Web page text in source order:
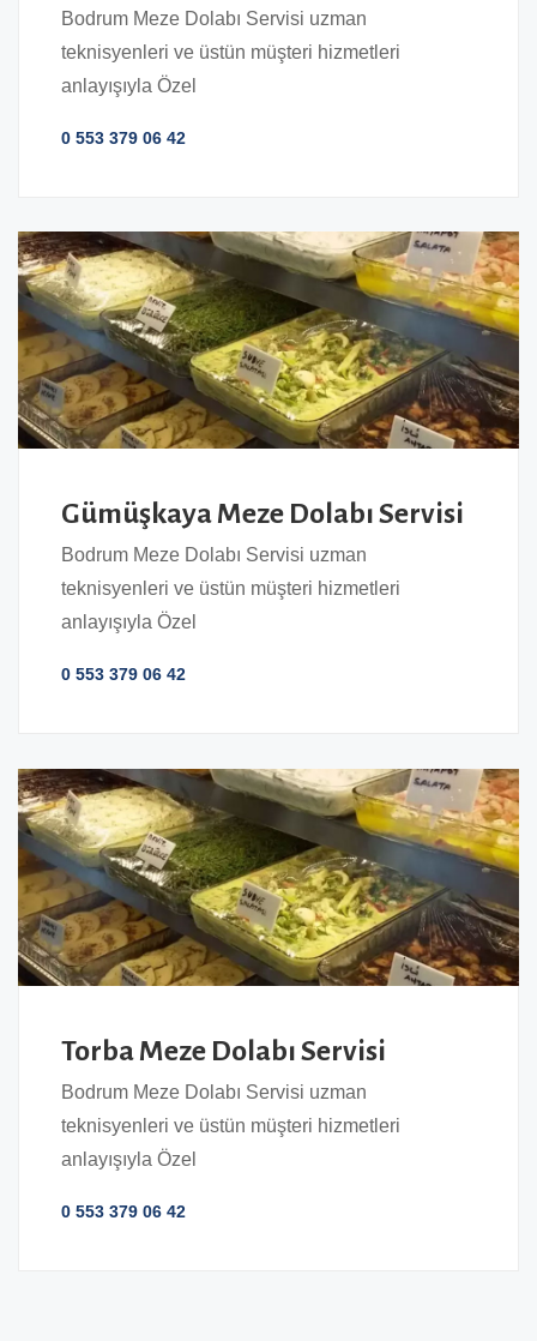
Bodrum Meze Dolabı Servisi uzman
teknisyenleri ve üstün müşteri hizmetleri
anlayışıyla Özel
0 553 379 06 42
Gümüşkaya Meze Dolabı Servisi
Bodrum Meze Dolabı Servisi uzman
teknisyenleri ve üstün müşteri hizmetleri
anlayışıyla Özel
0 553 379 06 42
Torba Meze Dolabı Servisi
Bodrum Meze Dolabı Servisi uzman
teknisyenleri ve üstün müşteri hizmetleri
anlayışıyla Özel
0 553 379 06 42